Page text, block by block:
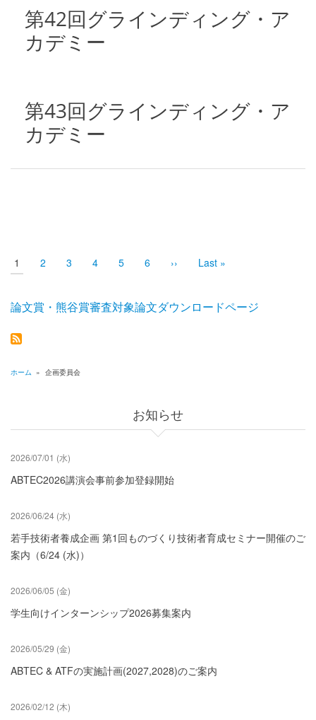
第42回グラインディング・ア
カデミー
第43回グラインディング・ア
カデミー
送
り
カ
レ
ペ
ー
1 Page
2 Page
3 Page
4 Page
5 Page
6 次
›› 最
ジ
Last »
論文賞・熊谷賞審査対象論文ダウンロードページ
く
ず
ホーム » 企画委員会
お知らせ
2026/07/01 (水)
ABTEC2026講演会事前参加登録開始
2026/06/24 (水)
若手技術者養成企画 第1回ものづくり技術者育成セミナー開催のご
案内（6/24 (水)）
2026/06/05 (金)
学生向けインターンシップ2026募集案内
2026/05/29 (金)
ABTEC & ATFの実施計画(2027,2028)のご案内
2026/02/12 (木)